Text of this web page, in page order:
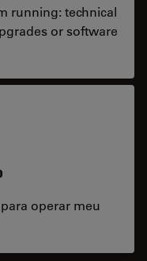
running: technical
or software
operar meu